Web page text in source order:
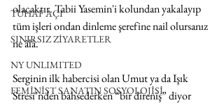
TUHAF AÇI
SINIRSIZ ZİYARETLER
NY UNLIMITED
FEMİNİST SANATIN SOSYOLOJİSİ
olacaktır. Tabii Yasemin'i kolundan yakalayıp
tüm işleri ondan dinleme şerefine nail olursanız
ne âlâ.
Serginin ilk habercisi olan Umut ya da Işık
Stresi’nden bahsederken “bir direniş” diyor